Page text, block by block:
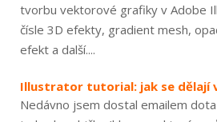
tvorbu vektorové grafiky v Adobe
čísle 3D efekty, gradient mesh,
efekt a další....
Illustrator tutorial: jak se dělají
Nedávno jsem dostal emailem